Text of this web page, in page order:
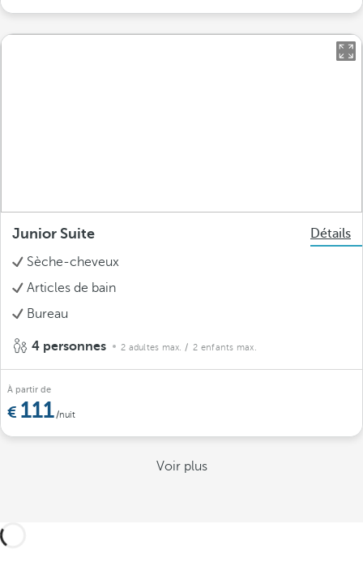
Junior Suite
Détails
Sèche-cheveux
Articles de bain
Bureau
4 personnes 2 adultes max. / 2 enfants max.
À partir de
111/nuit
Voir plus